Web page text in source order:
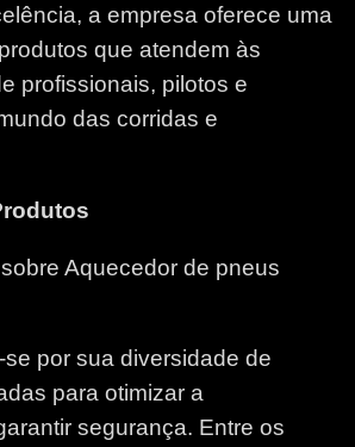
a empresa oferece uma
que atendem às
profissionais, pilotos e
das corridas e
Aquecedor de pneus
por sua diversidade de
para otimizar a
segurança. Entre os